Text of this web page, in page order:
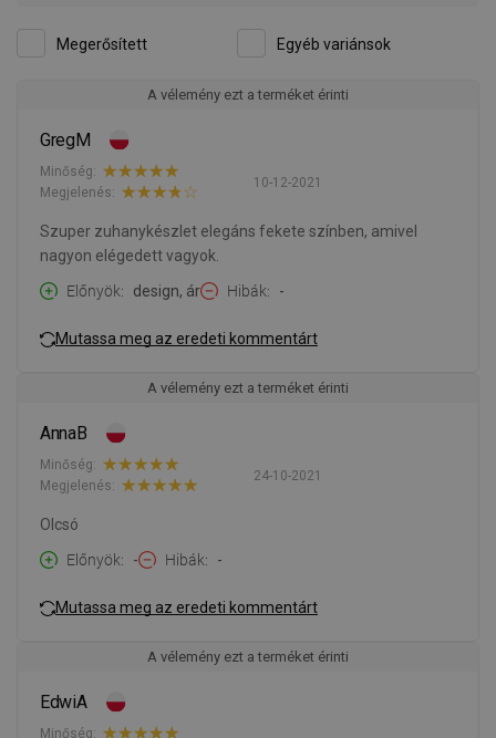
Megerősített Egyéb variánsok
A vélemény ezt a terméket érinti
GregM
10-12-2021
Minőség:
Megjelenés:
Szuper zuhanykészlet elegáns fekete színben, amivel
nagyon elégedett vagyok.
Előnyök
design, ár Hibák -
Mutassa meg az eredeti kommentárt
A vélemény ezt a terméket érinti
AnnaB
24-10-2021
Minőség:
Megjelenés:
Olcsó
Előnyök
- Hibák -
Mutassa meg az eredeti kommentárt
A vélemény ezt a terméket érinti
EdwiA
Minőség: